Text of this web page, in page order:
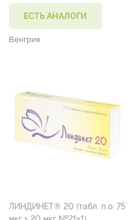
ЕСТЬ АНАЛОГИ
Венгрия
ЛИНДИНЕТ® 20 (табл. п.о. 75